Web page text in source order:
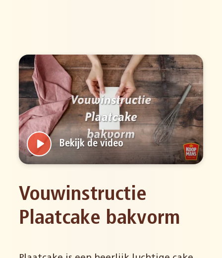
Vouwinstructie
Plaatcake bakvorm
Bekijk de video